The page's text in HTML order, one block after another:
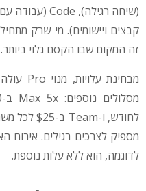
זה המקום שבו הקסם גלוי ביותר.
לדוגמה, הוא ללא עלות נוספת.